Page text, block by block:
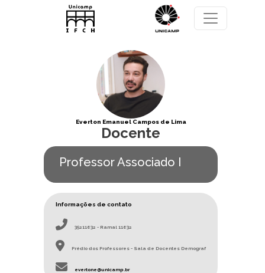
Pular para o conteúdo principal
Everton Emanuel Campos de Lima
Docente
Professor Associado I
Informações de contato
35211632 - Ramal 11632
Prédio dos Professores - Sala de Docentes Demograf
evertone@unicamp.br